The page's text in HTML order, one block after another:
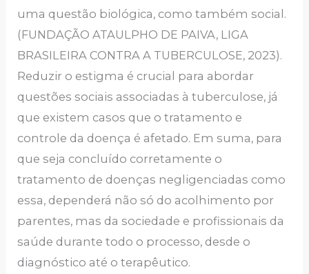
uma questão biológica, como também social.
(FUNDAÇÃO ATAULPHO DE PAIVA, LIGA
BRASILEIRA CONTRA A TUBERCULOSE, 2023).
Reduzir o estigma é crucial para abordar
questões sociais associadas à tuberculose, já
que existem casos que o tratamento e
controle da doença é afetado. Em suma, para
que seja concluído corretamente o
tratamento de doenças negligenciadas como
essa, dependerá não só do acolhimento por
parentes, mas da sociedade e profissionais da
saúde durante todo o processo, desde o
diagnóstico até o terapêutico.